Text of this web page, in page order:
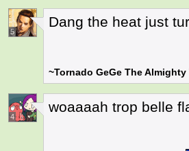
5
Dang the heat just
~Tornado GeGe The
4
woaaaah trop belle